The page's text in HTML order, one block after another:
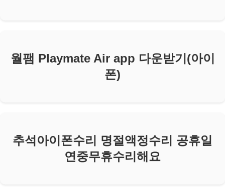
월팸 Playmate Air app 다운받기(아이
폰)
추석아이폰수리 명절액정수리 공휴일
연중무휴수리해요